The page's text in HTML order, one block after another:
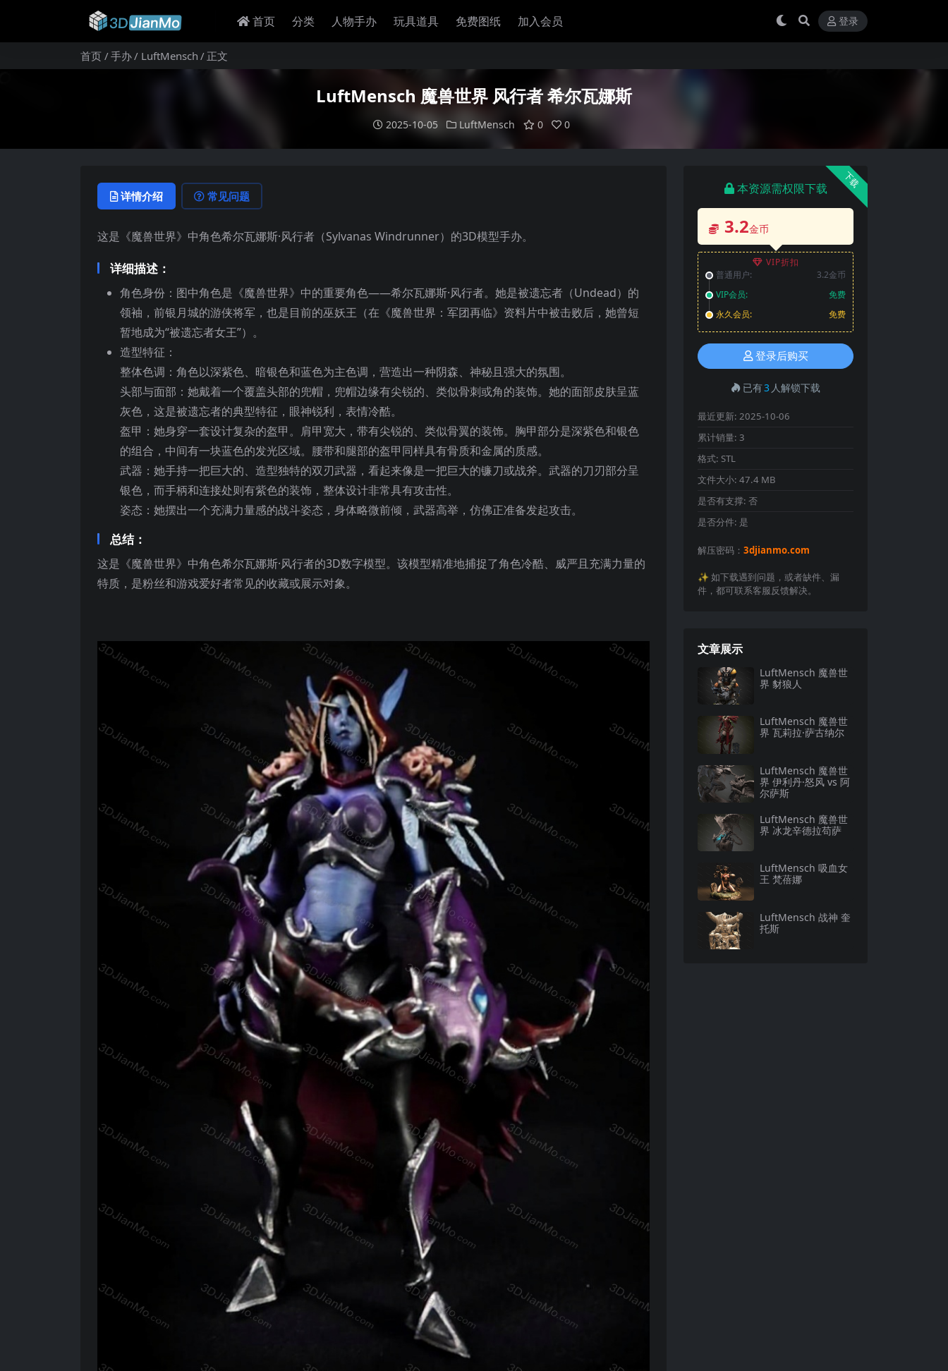
首页 分类 人物手办 玩具道具 免费图纸 加入会员 登录
首页 手办 LuftMensch 正文
LuftMensch 魔兽世界 风行者 希尔瓦娜斯
2025-10-05 LuftMensch 0 0
详情介绍 常见问题
这是《魔兽世界》中角色希尔瓦娜斯·风行者（Sylvanas Windrunner）的3D模型手办。
详细描述：
角色身份：图中角色是《魔兽世界》中的重要角色——希尔瓦娜斯·风行者。她是被遗忘者（Undead）的
领袖，前银月城的游侠将军，也是目前的巫妖王（在《魔兽世界：军团再临》资料片中被击败后，她曾短
暂地成为“被遗忘者女王”）。
造型特征：
整体色调：角色以深紫色、暗银色和蓝色为主色调，营造出一种阴森、神秘且强大的氛围。
头部与面部：她戴着一个覆盖头部的兜帽，兜帽边缘有尖锐的、类似骨刺或角的装饰。她的面部皮肤呈蓝
灰色，这是被遗忘者的典型特征，眼神锐利，表情冷酷。
盔甲：她身穿一套设计复杂的盔甲。肩甲宽大，带有尖锐的、类似骨翼的装饰。胸甲部分是深紫色和银色
的组合，中间有一块蓝色的发光区域。腰带和腿部的盔甲同样具有骨质和金属的质感。
武器：她手持一把巨大的、造型独特的双刃武器，看起来像是一把巨大的镰刀或战斧。武器的刀刃部分呈
银色，而手柄和连接处则有紫色的装饰，整体设计非常具有攻击性。
姿态：她摆出一个充满力量感的战斗姿态，身体略微前倾，武器高举，仿佛正准备发起攻击。
总结：
这是《魔兽世界》中角色希尔瓦娜斯·风行者的3D数字模型。该模型精准地捕捉了角色冷酷、威严且充满力量的
特质，是粉丝和游戏爱好者常见的收藏或展示对象。
下载
本资源需权限下载
3.2金币
VIP折扣
普通用户:
3.2金币
VIP会员:
免费
永久会员:
免费
登录后购买
已有3 人解锁下载
最近更新: 2025-10-06
累计销量: 3
格式: STL
文件大小: 47.4 MB
是否有支撑: 否
是否分件: 是
解压密码： 3djianmo.com
✨️ 如下载遇到问题，或者缺件、漏
件，都可联系客服反馈解决。
文章展示
LuftMensch 魔兽世
界 豺狼人
LuftMensch 魔兽世
界 瓦莉拉·萨古纳尔
LuftMensch 魔兽世
界 伊利丹·怒风 vs 阿
尔萨斯
LuftMensch 魔兽世
界 冰龙辛德拉苟萨
LuftMensch 吸血女
王 梵蓓娜
LuftMensch 战神 奎
托斯